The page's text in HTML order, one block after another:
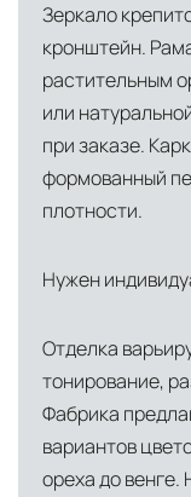
Зеркало
кронштейн.
растительным
или
при заказе.
формованный
плотности.
Нужен
Отделка
тонирование,
Фабрика
вариантов
ореха до